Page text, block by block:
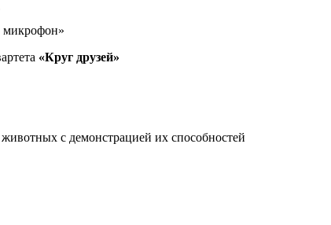
микрофон»
«Круг друзей»
с демонстрацией их способностей